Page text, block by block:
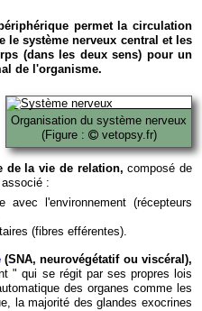
permet la circulation
le système nerveux central et les
(dans les deux sens) pour un
de l'organisme.
Organisation du système nerveux
(Figure :
vetopsy.fr)
de la vie de relation, composé de
:
avec l'environnement (récepteurs
(fibres efférentes).
(SNA, neurovégétatif ou viscéral),
" qui se régit par ses propres lois
des organes comme les
la majorité des glandes exocrines